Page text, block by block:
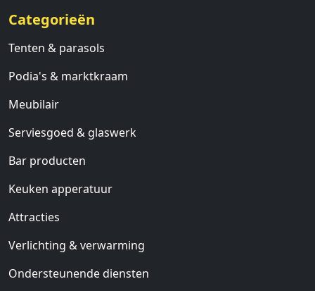
Categorieën
Tenten & parasols
Podia's & marktkraam
Meubilair
Serviesgoed & glaswerk
Bar producten
Keuken apperatuur
Attracties
Verlichting & verwarming
Ondersteunende diensten